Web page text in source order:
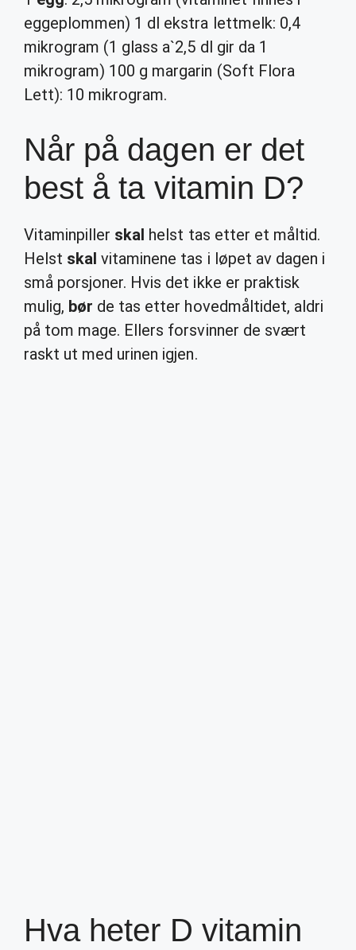
eggeplommen) 1 dl ekstra lettmelk: 0,4
mikrogram (1 glass a`2,5 dl gir da 1
mikrogram) 100 g margarin (Soft Flora
Lett): 10 mikrogram.
Når på dagen er det
best å ta vitamin D?
Vitaminpiller skal helst tas etter et måltid.
Helst skal vitaminene tas i løpet av dagen i
små porsjoner. Hvis det ikke er praktisk
mulig, bør de tas etter hovedmåltidet, aldri
på tom mage. Ellers forsvinner de svært
raskt ut med urinen igjen.
Hva heter D vitamin